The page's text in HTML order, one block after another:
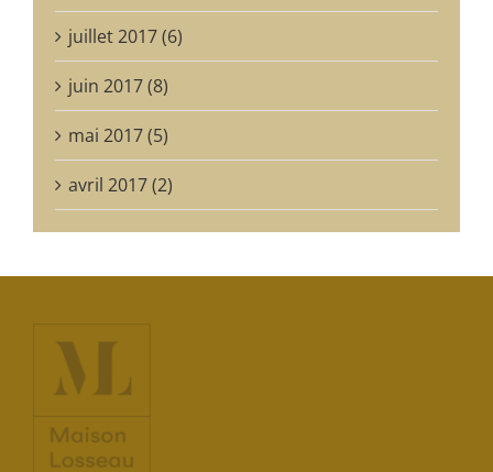
juillet 2017 (6)
juin 2017 (8)
mai 2017 (5)
avril 2017 (2)